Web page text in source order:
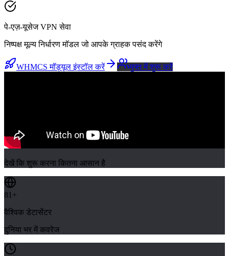
पे-एज़-यूसेज VPN सेवा
निष्पक्ष मूल्य निर्धारण मॉडल जो आपके ग्राहक पसंद करेंगे
WHMCS मॉड्यूल इंस्टॉल करें मुफ्त में शुरू करें
देखें कि शुरू करना कितना आसान है
81+
वैश्विक डेटासेंटर
दुनिया भर में कवरेज